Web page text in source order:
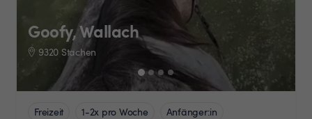
Goofy, Wallach
9320 Stachen
Freizeit 1-2x pro Woche
Anfänger:in